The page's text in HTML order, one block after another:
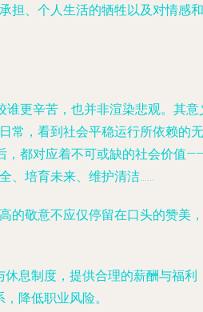
担、个人生活的牺牲以及对情感和
谁更辛苦，也并非渲染悲观。其意
常，看到社会平稳运行所依赖的无
，都对应着不可或缺的社会价值
、培育未来、维护清洁……
的敬意不应仅停留在口头的赞美，
休息制度，提供合理的薪酬与福利
降低职业风险。